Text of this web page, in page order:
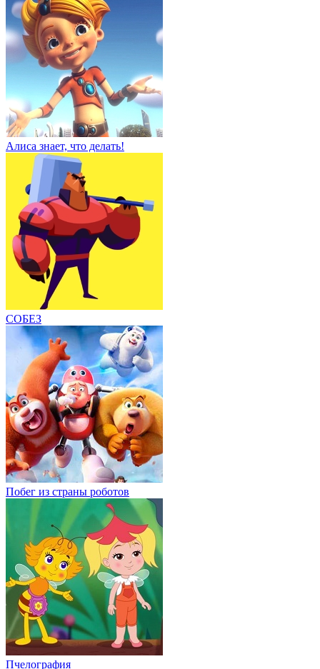
Алиса знает, что делать!
СОБЕЗ
Побег из страны роботов
Пчелография